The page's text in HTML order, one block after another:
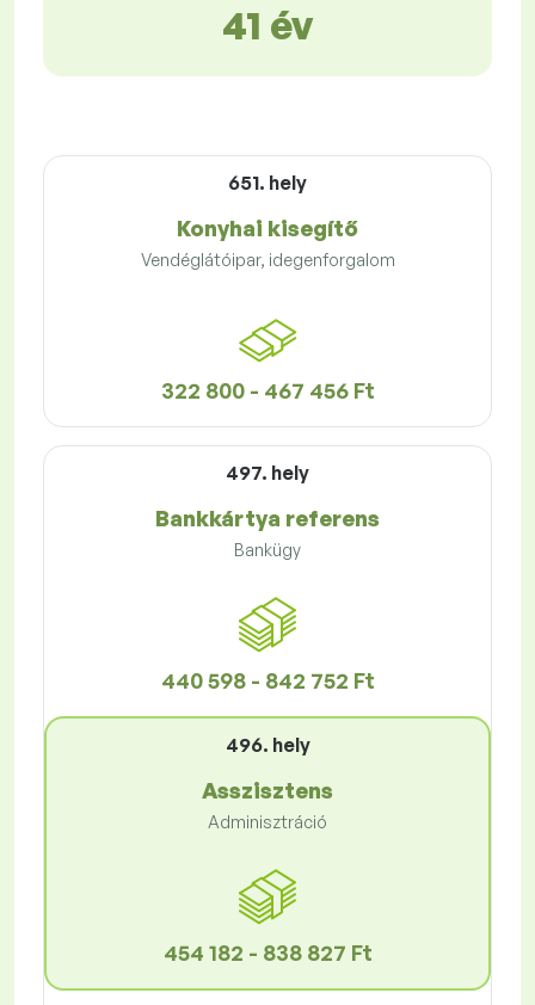
41 év
651. hely
Konyhai kisegítő
Vendéglátóipar, idegenforgalom
322 800 - 467 456 Ft
497. hely
Bankkártya referens
Bankügy
440 598 - 842 752 Ft
496. hely
Asszisztens
Adminisztráció
454 182 - 838 827 Ft